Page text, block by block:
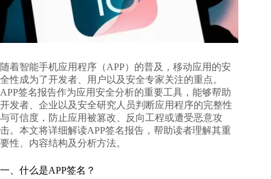
随着智能手机应用程序（APP）的普及，移动应用的安
全性成为了开发者、用户以及安全专家关注的重点。
APP签名报告作为应用安全分析的重要工具，能够帮助
开发者、企业以及安全研究人员判断应用程序的完整性
与可信度，防止应用被篡改、反向工程或遭受恶意攻
击。本文将详细解读APP签名报告 ，帮助读者理解其重
要性、内容结构及分析方法。
一、什么是APP签名？